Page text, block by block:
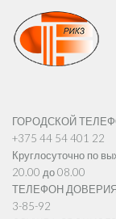
ГОРОДСКОЙ
+375 44 54 401 22
Круглосуточно по
20.00 до 08.00
ТЕЛЕФОН
3-85-92